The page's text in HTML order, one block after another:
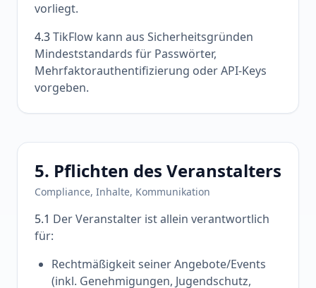
vorliegt.
4.3TikFlow kann aus Sicherheitsgründen
Mindeststandards für Passwörter,
Mehrfaktorauthentifizierung oder API-Keys
vorgeben.
5. Pflichten des Veranstalters
Compliance, Inhalte, Kommunikation
5.1 Der Veranstalter ist allein verantwortlich
für:
Rechtmäßigkeit seiner Angebote/Events
(inkl. Genehmigungen, Jugendschutz,